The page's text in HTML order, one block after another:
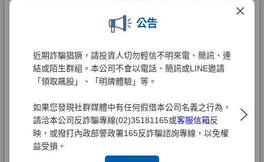
×
公告
近期詐騙猖獗，請投資人切勿輕信不明來電、簡訊、連
結或陌生群組。本公司不會以電話、簡訊或LINE邀請
「領取飆股」、「明牌體驗」等。
如果您發現社群媒體中有任何假借本公司名義之行為，
請洽本公司反詐騙專線(02)35181165或客服信箱反
映，或撥打內政部警政署165反詐騙諮詢專線，以免權
益受損。